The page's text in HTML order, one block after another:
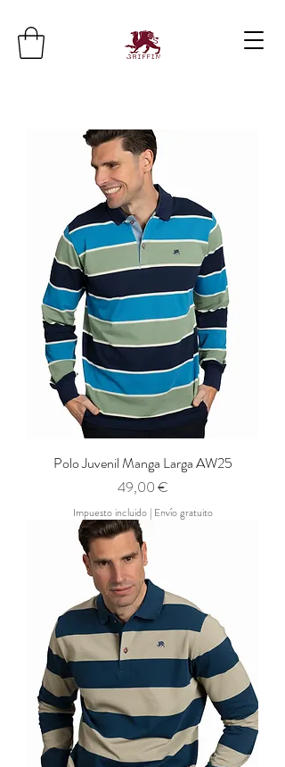
Polo Juvenil Manga Larga AW25
Precio
49,00 €
Impuesto incluido| Envío gratuito